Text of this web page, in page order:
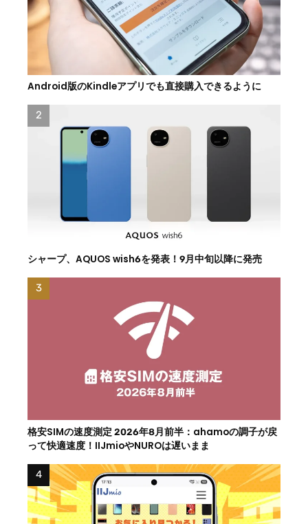
Android版のKindleアプリでも直接購入できるように
シャープ、AQUOS wish6を発表！9月中旬以降に発売
格安SIMの速度測定 2026年8月前半：ahamoの調子が戻
って快適速度！IIJmioやNUROは遅いまま